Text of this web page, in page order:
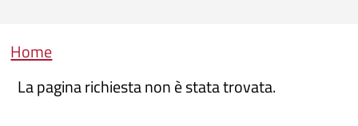
Briciole di pane
Home
La pagina richiesta non è stata trovata.